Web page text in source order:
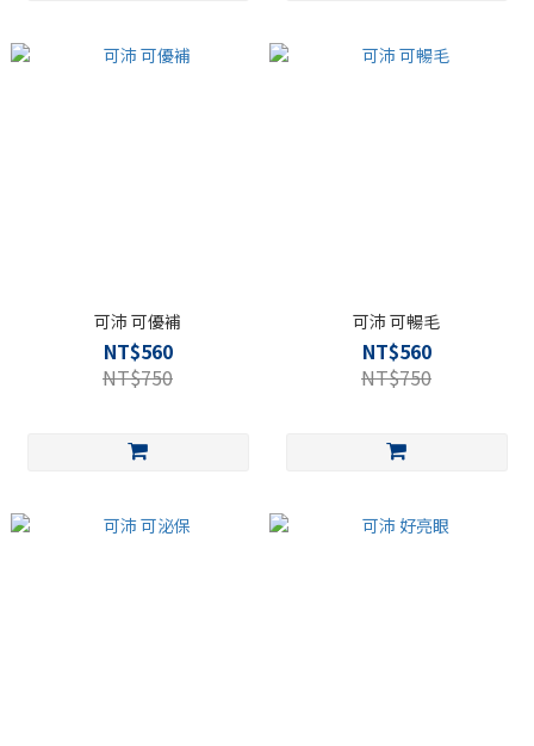
可沛 可優補
NT$560
NT$750
可沛 可暢毛
NT$560
NT$750